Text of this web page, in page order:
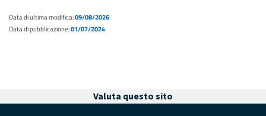
Data di ultima modifica:09/08/2026
Data di pubblicazione:01/07/2024
Valuta questo sito